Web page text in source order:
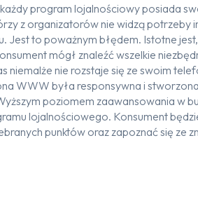
program lojalnościowy posiada
z organizatorów nie widzą potrzeby
to poważnym błędem. Istotne
mógł znaleźć wszelkie
niemalże nie rozstaje się ze swoim
WWW była responsywna i
poziomem zaawansowania w
lojalnościowego. Konsument
punktów oraz zapoznać się ze